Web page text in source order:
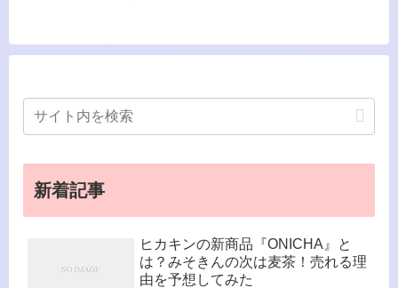
新着記事
ヒカキンの新商品『ONICHA』と
は？みそきんの次は麦茶！売れる理
由を予想してみた